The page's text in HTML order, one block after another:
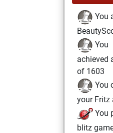
You
You
achieved
of 1603
You
your Fritz
You
blitz